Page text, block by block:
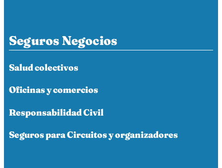
Seguros Negocios
Salud colectivos
Oficinas y comercios
Responsabilidad Civil
Seguros para Circuitos y organizadores